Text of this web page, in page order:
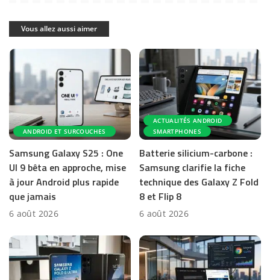
Vous allez aussi aimer
ANDROID ET SURCOUCHES
Samsung Galaxy S25 : One
UI 9 bêta en approche, mise
à jour Android plus rapide
que jamais
6 août 2026
ACTUALITÉS ANDROID
SMARTPHONES
Batterie silicium-carbone :
Samsung clarifie la fiche
technique des Galaxy Z Fold
8 et Flip 8
6 août 2026